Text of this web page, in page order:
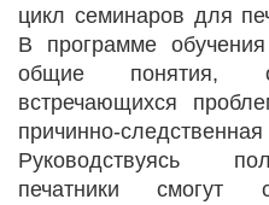
цикл семинаров для
В программе
общие понятия,
встречающихся
причинно-
Руководствуясь
печатники смогут